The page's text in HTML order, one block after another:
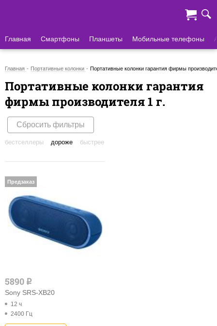
Главная Смартфоны Планшеты Мобильные телефоны
Главная Портативные колонки Портативные колонки гарантия фирмы
Портативные колонки гарантия
фирмы производителя 1 г.
Сбросить фильтры
бестселлеры дороже быстрее
5890 q
Sony SRS-XB20
12 ч
2400 Гц
Предзаказ